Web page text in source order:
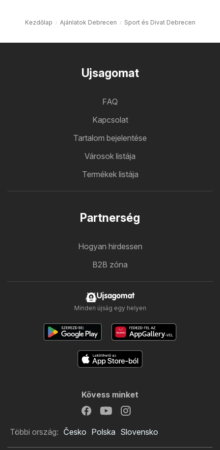
Kezdőlap Ajánlatok Debrecen Sport és Divat Debrecen
Ujsagomat
FAQ
Kapcsolat
Tartalom bejelentése
Városok listája
Termékek listája
Partnerség
Hogyan hirdessen
B2B zóna
Ujsagomat
Minden újság egy helyen
Kövess minket
Többi ország: Česko Polska Slovensko